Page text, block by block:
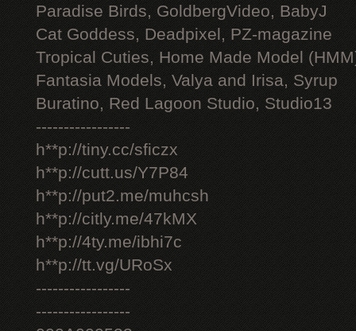
Paradise Birds, GoldbergVideo, BabyJ
Cat Goddess, Deadpixel, PZ-magazine
Tropical Cuties, Home Made Model
Fantasia Models, Valya and Irisa, Syrup
Buratino, Red Lagoon Studio, Studio13
-----------------
h**p://tiny.cc/sficzx
h**p://cutt.us/Y7P84
h**p://put2.me/muhcsh
h**p://citly.me/47kMX
h**p://4ty.me/ibhi7c
h**p://tt.vg/URoSx
-----------------
-----------------